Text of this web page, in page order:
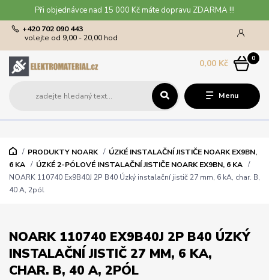
Při objednávce nad 15 000 Kč máte dopravu ZDARMA !!!
Menu
+420 702 090 443
volejte od 9,00 - 20,00 hod
0
0,00 Kč
PRODUKTY NOARK
ÚZKÉ INSTALAČNÍ JISTIČE NOARK EX9BN,
6 KA
ÚZKÉ 2-PÓLOVÉ INSTALAČNÍ JISTIČE NOARK EX9BN, 6 KA
NOARK 110740 Ex9B40J 2P B40 Úzký instalační jistič 27 mm, 6 kA, char. B,
40 A, 2pól
NOARK 110740 EX9B40J 2P B40 ÚZKÝ
INSTALAČNÍ JISTIČ 27 MM, 6 KA,
CHAR. B, 40 A, 2PÓL